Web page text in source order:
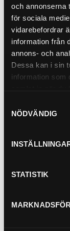
och annonserna
för sociala
vidarebefordrar
information från
annons- och
Dessa kan i sin
information som
NÖDVÄNDIG
STATISTIK